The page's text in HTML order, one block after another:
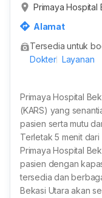
Primaya Hospital
Alamat
Tersedia untuk
Dokter Layanan
Primaya Hospital
(KARS) yang
pasien serta mutu
Terletak 5 menit dari
Primaya Hospital
pasien dengan
tersedia dan
Bekasi Utara akan